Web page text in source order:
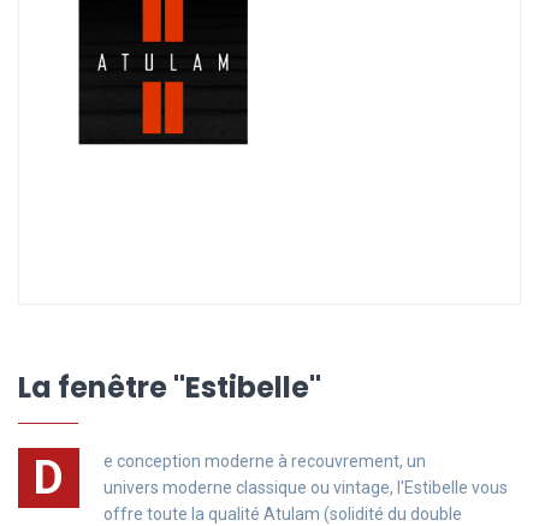
La fenêtre "Estibelle"
D
e conception moderne à recouvrement, un
univers moderne classique ou vintage, l'Estibelle vous
offre toute la qualité Atulam (solidité du double